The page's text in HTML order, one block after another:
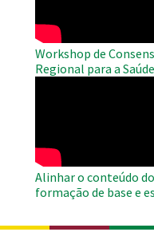
Workshop de
Regional para a
Alinhar o conteúdo
formação de base e